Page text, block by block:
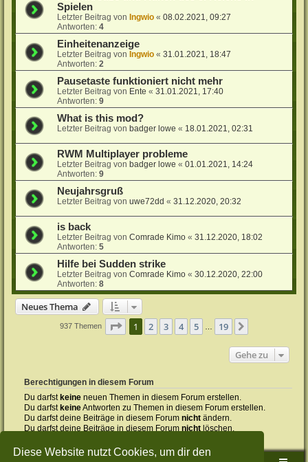
Diese Website nutzt Cookies, um dir den
Spielen
Letzter Beitrag von Ingwio «08.02.2021, 09:27
Antworten:4
Einheitenanzeige
Letzter Beitrag von Ingwio «31.01.2021, 18:47
Antworten:2
Pausetaste funktioniert nicht mehr
Letzter Beitrag von Ente «31.01.2021, 17:40
Antworten:9
What is this mod?
Letzter Beitrag von badger lowe « 18.01.2021, 02:31
RWM Multiplayer probleme
Letzter Beitrag von badger lowe «01.01.2021, 14:24
Antworten:9
Neujahrsgruß
Letzter Beitrag vonuwe72dd «31.12.2020, 20:32
is back
Letzter Beitrag vonComrade Kimo «31.12.2020, 18:02
Antworten:5
Hilfe bei Sudden strike
Letzter Beitrag vonComrade Kimo «30.12.2020, 22:00
Antworten:8
Neues Thema
937 Themen Seite 1von 19
1 2 3 4 5 19
Gehe zu
Berechtigungen in diesem Forum
Du darfst keine neuen Themen in diesem Forum erstellen.
Du darfst keineAntworten zu Themen in diesem Forum erstellen.
Du darfst deine Beiträge in diesem Forumnicht ändern.
Du darfst deine Beiträge in diesem Forumnicht löschen.